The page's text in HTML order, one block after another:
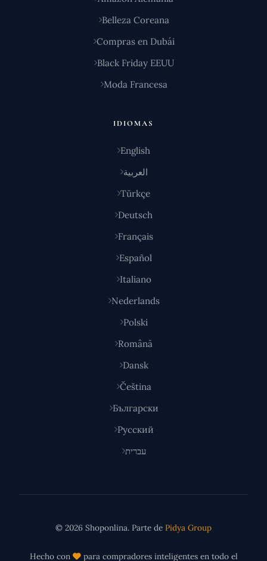
Belleza Coreana
Compras en Dubái
Black Friday EEUU
Moda Francesa
IDIOMAS
English
العربية
Türkçe
Deutsch
Français
Español
Italiano
Nederlands
Polski
Română
Dansk
Čeština
Български
Русский
עברית
© 2026 Shoponlina. Parte de Pidya Group
Hecho con para compradores inteligentes en todo el